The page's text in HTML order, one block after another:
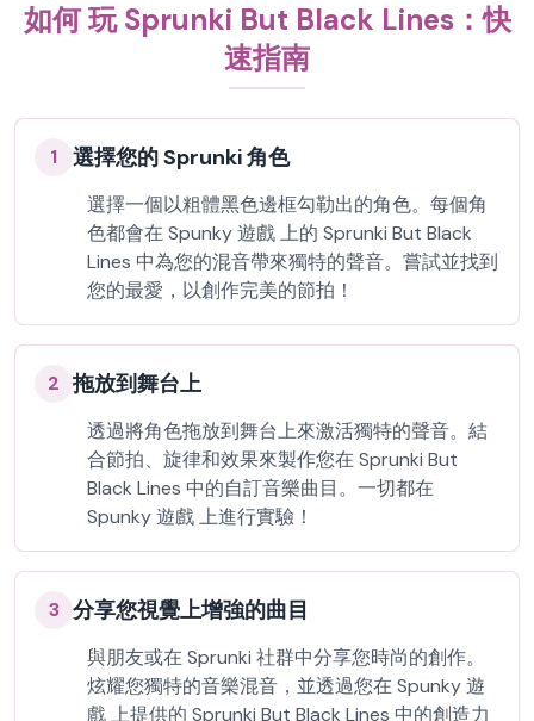
如何 玩 Sprunki But Black Lines：快
速指南
1 選擇您的 Sprunki 角色
選擇一個以粗體黑色邊框勾勒出的角色。每個角
色都會在 Spunky 遊戲 上的 Sprunki But Black
Lines 中為您的混音帶來獨特的聲音。嘗試並找到
您的最愛，以創作完美的節拍！
2 拖放到舞台上
透過將角色拖放到舞台上來激活獨特的聲音。結
合節拍、旋律和效果來製作您在 Sprunki But
Black Lines 中的自訂音樂曲目。一切都在
Spunky 遊戲 上進行實驗！
3 分享您視覺上增強的曲目
與朋友或在 Sprunki 社群中分享您時尚的創作。
炫耀您獨特的音樂混音，並透過您在 Spunky 遊
戲 上提供的 Sprunki But Black Lines 中的創造力